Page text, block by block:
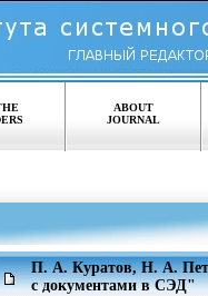
ABOUT
JOURNAL
П. А. Куратов, Н. А.
с документами в СЭД"